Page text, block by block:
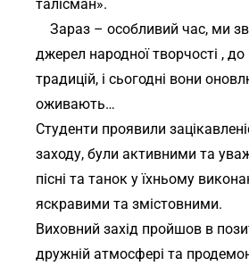
талісман».
Зараз – особливий час, ми
джерел народної творчості ,
традицій, і сьогодні вони
оживають…
Студенти проявили
заходу, були активними та
пісні та танок у їхньому
яскравими та змістовними.
Виховний захід пройшов в
дружній атмосфері та